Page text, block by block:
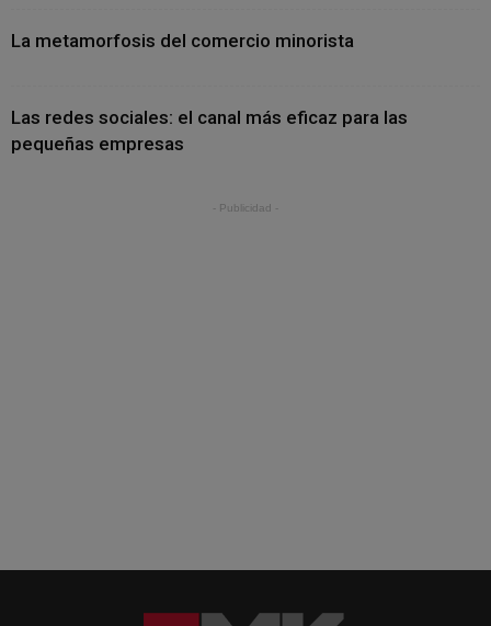
La metamorfosis del comercio minorista
Las redes sociales: el canal más eficaz para las
pequeñas empresas
- Publicidad -